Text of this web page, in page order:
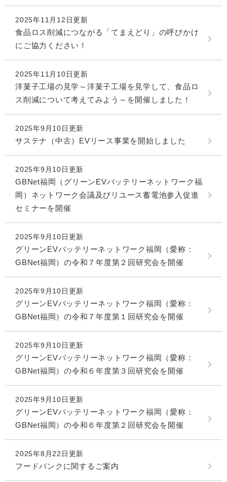
2025年11月12日更新
食品ロス削減につながる「てまえどり」の呼びかけ
にご協力ください！
2025年11月10日更新
洋菓子工場の見学～洋菓子工場を見学して、食品ロ
ス削減について考えてみよう～を開催しました！
2025年9月10日更新
サステナ（中古）EVリース事業を開始しました
2025年9月10日更新
GBNet福岡（グリーンEVバッテリーネットワーク福
岡）ネットワーク会議及びリユース蓄電池参入促進
セミナーを開催
2025年9月10日更新
グリーンEVバッテリーネットワーク福岡（愛称：
GBNet福岡）の令和７年度第２回研究会を開催
2025年9月10日更新
グリーンEVバッテリーネットワーク福岡（愛称：
GBNet福岡）の令和７年度第１回研究会を開催
2025年9月10日更新
グリーンEVバッテリーネットワーク福岡（愛称：
GBNet福岡）の令和６年度第３回研究会を開催
2025年9月10日更新
グリーンEVバッテリーネットワーク福岡（愛称：
GBNet福岡）の令和６年度第２回研究会を開催
2025年8月22日更新
フードバンクに関するご案内